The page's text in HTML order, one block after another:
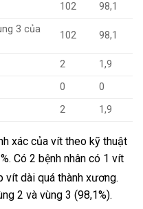
102
98,1
3 của
102 98,1
2
1,9
0
0
2 1,9
xác của vít theo kỹ thuật
Có 2 bệnh nhân có 1 vít
vít dài quá thành xương.
2 và vùng 3 (98,1%).